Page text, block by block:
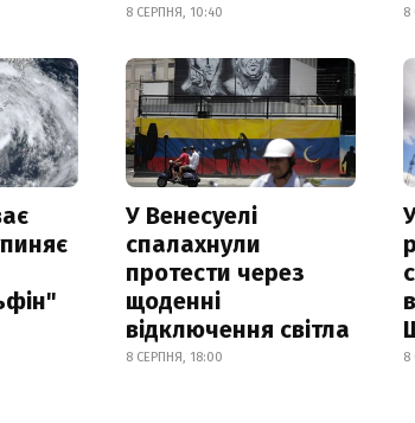
8 СЕРПНЯ, 10:40 8
У Венесуелі
спалахнули
протести через
щоденні
відключення світла
8 СЕРПНЯ, 18:00 8